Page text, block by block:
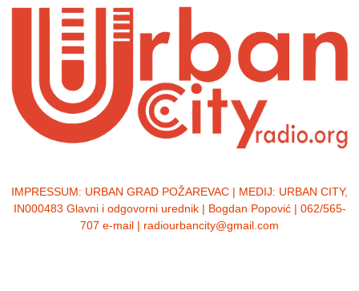
IMPRESSUM: URBAN GRAD POŽAREVAC | MEDIJ: URBAN CITY,
IN000483 Glavni i odgovorni urednik | Bogdan Popović | 062/565-
707 e-mail | radiourbancity@gmail.com